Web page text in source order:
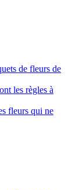
de fleurs de
les règles à
fleurs qui ne